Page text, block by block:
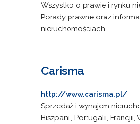
Wszystko o prawie i rynku
Porady prawne oraz
nieruchomościach.
Carisma
http://www.carisma.pl/
Sprzedaż i wynajem
Hiszpanii, Portugalii, Francjii,